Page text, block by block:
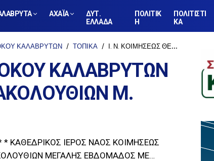
ΑΧΑΪΑ
ΔΥΤ.
ΕΛΛΑΔΑ
ΠΟΛΙΤΙΚ
Η
ΠΟΛΙΤΙΣΤΙ
ΚΑ
ΚΑΛΑΒΡΥΤΩΝ ΤΟΠΙΚΑ Ι. Ν. ΚΟΙΜΗΣΕΩΣ ΘΕΟΤΟΚΟΥ ΚΑΛΑΒΡΥΤΩΝ - ΠΡΟΓΡΑΜΜΑ ΙΕΡΩΝ ΑΚΟΛΟΥΘΙΩΝ Μ. ΕΒΔΟΜΑΔΟΣ
ΚΑΛΑΒΡΥΤΩΝ
Μ.
* ΚΑΘΕΔΡΙΚΟΣ ΙΕΡΟΣ ΝΑΟΣ ΚΟΙΜΗΣΕΩΣ
ΜΕΓΑΛΗΣ ΕΒΔΟΜΑΔΟΣ ΜΕ…